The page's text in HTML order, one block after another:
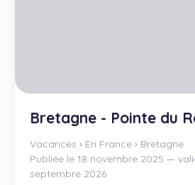
Bretagne - Pointe du
Vacances › En France › Bretagne
Publiée le 18 novembre 2025 —
septembre 2026